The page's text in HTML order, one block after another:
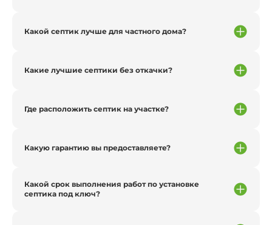
Какой септик лучше для частного дома?
Какие лучшие септики без откачки?
Где расположить септик на участке?
Какую гарантию вы предоставляете?
Какой срок выполнения работ по установке
септика под ключ?